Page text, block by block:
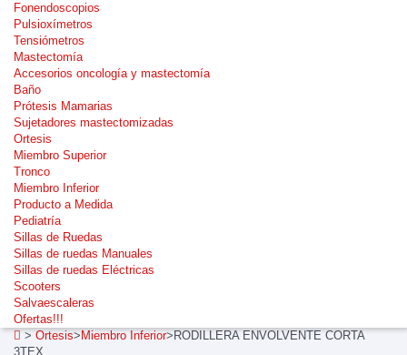
Fonendoscopios
Pulsioxímetros
Tensiómetros
Mastectomía
Accesorios oncología y mastectomía
Baño
Prótesis Mamarias
Sujetadores mastectomizadas
Ortesis
Miembro Superior
Tronco
Miembro Inferior
Producto a Medida
Pediatría
Sillas de Ruedas
Sillas de ruedas Manuales
Sillas de ruedas Eléctricas
Scooters
Salvaescaleras
Ofertas!!!
> Ortesis> Miembro Inferior> RODILLERA ENVOLVENTE CORTA
3TEX